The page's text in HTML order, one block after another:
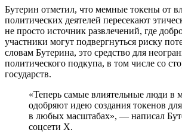
Бутерин отметил, что мемные токены от
политических деятелей пересекают
не просто источник развлечений, где
участники могут подвергнуться риску
словам Бутерина, это средство для
политического подкупа, в том числе со
государств.
«Теперь самые влиятельные люди в
одобряют идею создания токенов
в любых масштабах», — написал
соцсети Х.